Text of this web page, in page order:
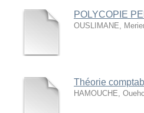
POLYCOPIE
OUSLIMANE,
Théorie
HAMOUCHE,